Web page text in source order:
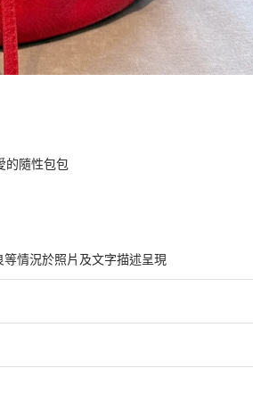
的隨性包包
情況於照片及文字描述呈現